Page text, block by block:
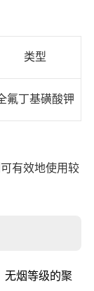
类型
氟丁基磺酸钾
有效地使用较
无烟等级的聚